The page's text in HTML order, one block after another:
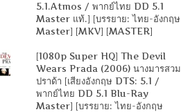
5.1.Atmos / พากย์ไทย DD 5.1
Master แท้.] [บรรยาย: ไทย-อังกฤษ
Master] [MKV] [MASTER]
[1080p Super HQ] The Devil
Wears Prada (2006) นางมารสวม
ปราด้า [เสียงอังกฤษ DTS: 5.1 /
พากย์ไทย DD 5.1 Blu-Ray
Master] [บรรยาย: ไทย-อังกฤษ